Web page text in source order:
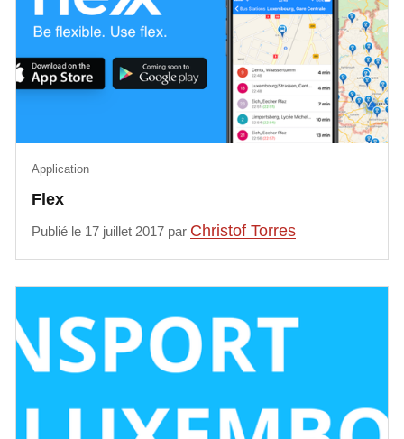
Flex
Application
Publié le 17 juillet 2017 par Christof Torres